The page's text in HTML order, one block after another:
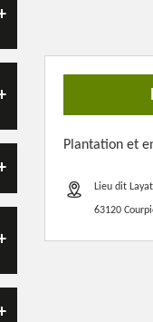
Plantation et
Lieu dit Layat
63120